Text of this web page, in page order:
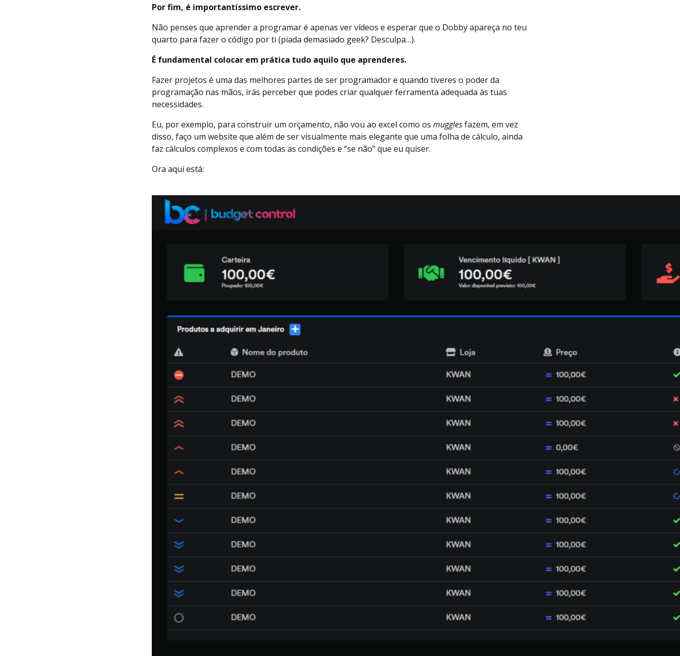
Por fim, é importantíssimo escrever.
Não penses que aprender a programar é apenas ver vídeos e esperar que o Dobby apareça no teu
quarto para fazer o código por ti (piada demasiado geek? Desculpa…).
É fundamental colocar em prática tudo aquilo que aprenderes.
Fazer projetos é uma das melhores partes de ser programador e quando tiveres o poder da
programação nas mãos, irás perceber que podes criar qualquer ferramenta adequada às tuas
necessidades.
Eu, por exemplo, para construir um orçamento, não vou ao excel como os mugglesfazem, em vez
disso, faço um website que além de ser visualmente mais elegante que uma folha de cálculo, ainda
faz cálculos complexos e com todas as condições e “se não” que eu quiser.
Ora aqui está: